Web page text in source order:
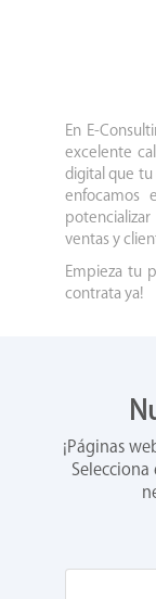
En E-
excelente
digital que tu
enfocamos
ventas y
Empieza tu
contrata ya!
¡Páginas
Selecciona